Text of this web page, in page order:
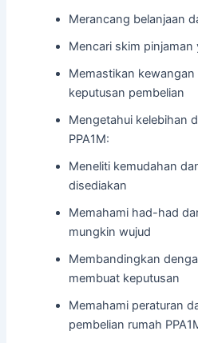
Merancang belanjaan
Mencari skim pinjaman
Memastikan
keputusan pembelian
Mengetahui kelebihan
PPA1M:
Meneliti kemudahan
disediakan
Memahami had-had
mungkin wujud
Membandingkan
membuat keputusan
Memahami peraturan
pembelian rumah